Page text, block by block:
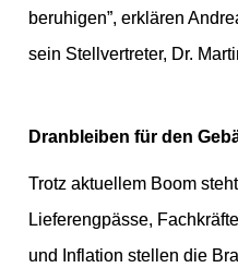
beruhigen”, erklären
sein Stellvertreter, Dr.
Dranbleiben für den
Trotz aktuellem Boom
Lieferengpässe,
und Inflation stellen die